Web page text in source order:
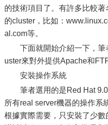
的技術項目了。有許多比較
的cluster，比如：
al.com等。
下面就開始介紹一下，
uster來對外提供Apache和
安裝操作系統
筆者選用的是Red Hat
所有real server機器的操作系
根據實際需要，只安裝了少